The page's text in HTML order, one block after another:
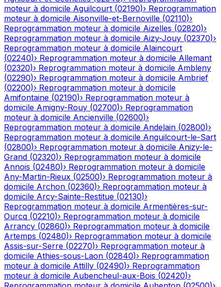
moteur à domicile Aguilcourt (02190)› Reprogrammation
moteur à domicile Aisonville-et-Bernoville (02110)›
Reprogrammation moteur à domicile Aizelles (02820)›
Reprogrammation moteur à domicile Aizy-Jouy (02370)›
Reprogrammation moteur à domicile Alaincourt
(02240)› Reprogrammation moteur à domicile Allemant
(02320)› Reprogrammation moteur à domicile Ambleny
(02290)› Reprogrammation moteur à domicile Ambrief
(02200)› Reprogrammation moteur à domicile
Amifontaine (02190)› Reprogrammation moteur à
domicile Amigny-Rouy (02700)› Reprogrammation
moteur à domicile Ancienville (02600)›
Reprogrammation moteur à domicile Andelain (02800)›
Reprogrammation moteur à domicile Anguilcourt-le-Sart
(02800)› Reprogrammation moteur à domicile Anizy-le-
Grand (02320)› Reprogrammation moteur à domicile
Annois (02480)› Reprogrammation moteur à domicile
Any-Martin-Rieux (02500)› Reprogrammation moteur à
domicile Archon (02360)› Reprogrammation moteur à
domicile Arcy-Sainte-Restitue (02130)›
Reprogrammation moteur à domicile Armentières-sur-
Ourcq (02210)› Reprogrammation moteur à domicile
Arrancy (02860)› Reprogrammation moteur à domicile
Artemps (02480)› Reprogrammation moteur à domicile
Assis-sur-Serre (02270)› Reprogrammation moteur à
domicile Athies-sous-Laon (02840)› Reprogrammation
moteur à domicile Attilly (02490)› Reprogrammation
moteur à domicile Aubencheul-aux-Bois (02420)›